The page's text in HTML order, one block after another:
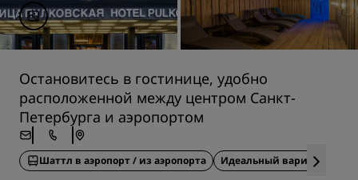
Остановитесь в гостинице, удобно
расположенной между центром Санкт-
Петербурга и аэропортом
Шаттл в аэропорт / из аэропорта Идеальный вариант для